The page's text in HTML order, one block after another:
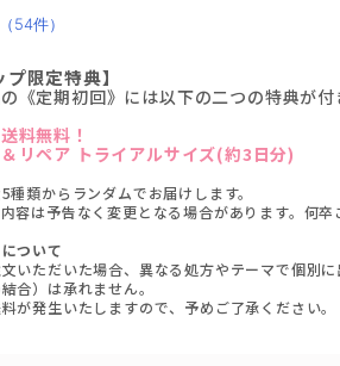
プ限定特典】
《定期初回》には以下の二つの特典が付
料無料！
リペア トライアルサイズ(約3日分)
類からランダムでお届けします。
容は予告なく変更となる場合があります。何卒
ついて
いただいた場合、異なる処方やテーマで個別
合）は承れません。
が発生いたしますので、予めご了承ください。